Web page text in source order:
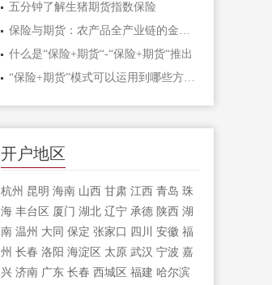
五分钟了解生猪期货指数保险
保险与期货：农产品全产业链的金融护航
什么是“保险+期货“-“保险+期货“推出
“保险+期货”模式可以运用到哪些方面？
开户地区
杭州 昆明 海南 山西 甘肃 江西 青岛 珠
海 丰台区 厦门 湖北 辽宁 承德 陕西 湖
南 温州 大同 保定 张家口 四川 安徽 福
州 长春 洛阳 海淀区 太原 武汉 宁波 嘉
兴 济南 广东 长春 西城区 福建 哈尔滨